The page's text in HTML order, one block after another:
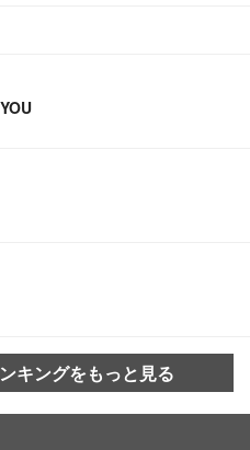
キングをもっと見る